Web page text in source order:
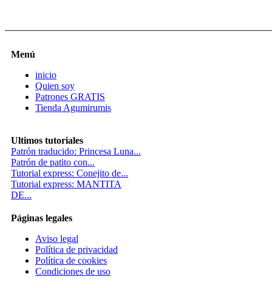
Menú
inicio
Quien soy
Patrones GRATIS
Tienda Agumirumis
Ultimos tutoriales
Patrón traducido: Princesa Luna...
Patrón de patito con...
Tutorial express: Conejito de...
Tutorial express: MANTITA
DE...
Páginas legales
Aviso legal
Política de privacidad
Política de cookies
Condiciones de uso